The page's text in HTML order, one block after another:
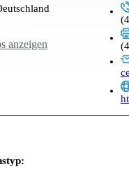
anzeigen